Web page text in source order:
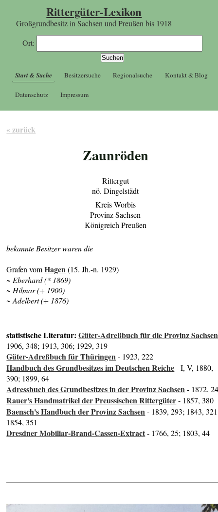
Rittergüter-Lexikon
Großgrundbesitz in Sachsen und Preußen bis 1918
Ort:
Start & Suche Besitzersuche Regionalsuche Kontakt & Blog
Datenschutz Impressum
« zurück
Zaunröden
Rittergut
nö. Dingelstädt
Kreis Worbis
Provinz Sachsen
Königreich Preußen
bekannte Besitzer waren die
Grafen vomHagen(15. Jh.-n. 1929)
~ Eberhard (* 1869)
~ Hilmar (+ 1900)
~ Adelbert (+ 1876)
statistische Literatur:Güter-Adreßbuch für die Provinz Sachsen
1906, 348; 1913, 306; 1929, 319
Güter-Adreßbuch für Thüringen- 1923, 222
Handbuch des Grundbesitzes im Deutschen Reiche- I, V, 1880,
390; 1899, 64
Adressbuch des Grundbesitzes in der Provinz Sachsen- 1872,
Rauer's Handmatrikel der Preussischen Rittergüter- 1857, 380
Baensch's Handbuch der Provinz Sachsen- 1839, 293; 1843,
1854, 351
Dresdner Mobiliar-Brand-Cassen-Extract- 1766, 25; 1803, 44